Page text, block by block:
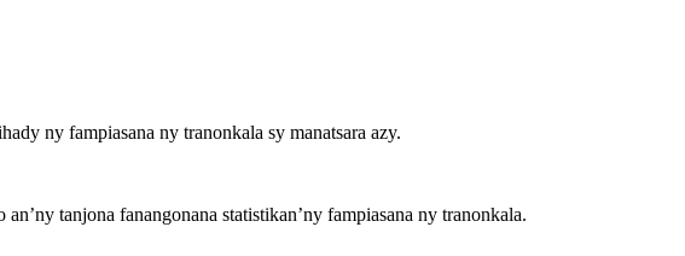
ny fampiasana ny tranonkala sy manatsara azy.
tanjona fanangonana statistikan’ny fampiasana ny tranonkala.